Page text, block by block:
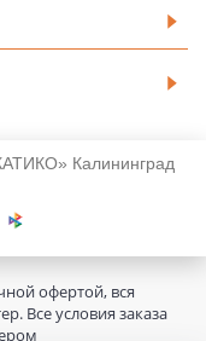
Калининград
офертой, вся
Все условия заказа